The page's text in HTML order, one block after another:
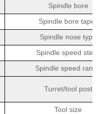
Spindle bore
Spindle bore taper
Spindle nose type
Spindle speed steps
Spindle speed
Turret/tool post
Tool size